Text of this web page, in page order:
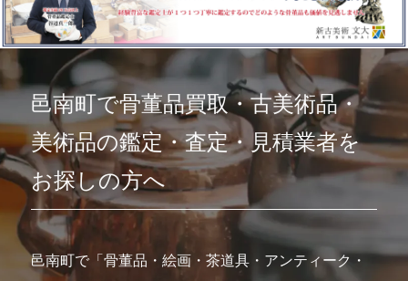
邑南町で骨董品買取・古美術品・
美術品の鑑定・査定・見積業者を
お探しの方へ
邑南町で「骨董品・絵画・茶道具・アンティーク・